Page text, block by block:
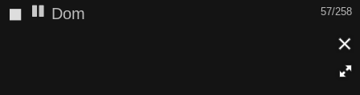
57/258
◼ Dom